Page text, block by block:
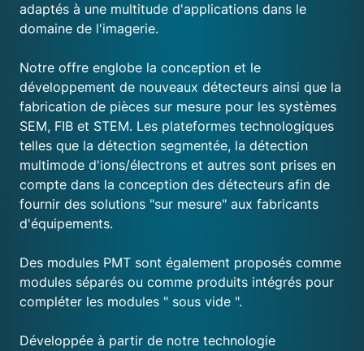
adaptés à une multitude d'applications dans le
domaine de l'imagerie.
Notre offre englobe la conception et le
développement de nouveaux détecteurs ainsi que la
fabrication de pièces sur mesure pour les systèmes
SEM, FIB et STEM. Les plateformes technologiques
telles que la détection segmentée, la détection
multimode d'ions/électrons et autres sont prises en
compte dans la conception des détecteurs afin de
fournir des solutions "sur mesure" aux fabricants
d'équipements.
Des modules PMT sont également proposés comme
modules séparés ou comme produits intégrés pour
compléter les modules " sous vide ".
Développée à partir de notre technologie